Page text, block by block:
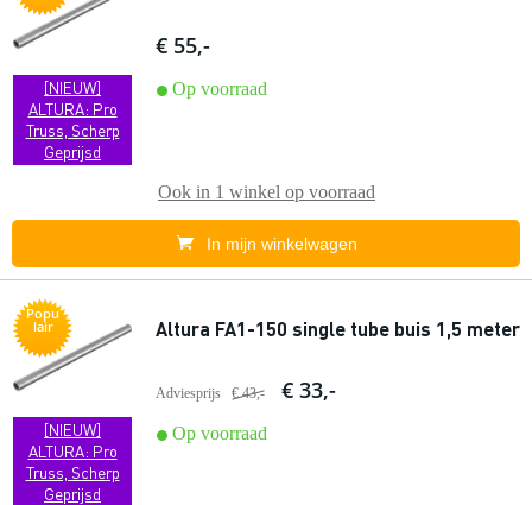
[NIEUW]
ALTURA: Pro
Truss, Scherp
Geprijsd
€ 55,-
Op voorraad
Ook in 1 winkel op voorraad
In mijn winkelwagen
Popu
lair
[NIEUW]
ALTURA: Pro
Truss, Scherp
Geprijsd
Altura FA1-150 single tube buis 1,5 meter
Adviesprijs € 43,- € 33,-
Op voorraad